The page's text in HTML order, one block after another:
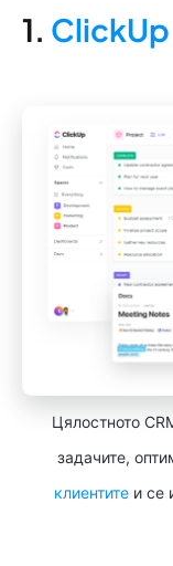
1. ClickUp
Цялостното
задачите,
клиентите и се